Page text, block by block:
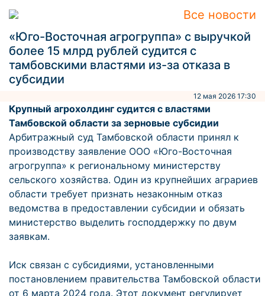
Все новости
«Юго-Восточная агрогруппа» с выручкой
более 15 млрд рублей судится с
тамбовскими властями из-за отказа в
субсидии
12 мая 2026 17:30
Крупный агрохолдинг судится с властями
Тамбовской области за зерновые субсидии
Арбитражный суд Тамбовской области принял к
производству заявление ООО «Юго-Восточная
агрогруппа» к региональному министерству
сельского хозяйства. Один из крупнейших аграриев
области требует признать незаконным отказ
ведомства в предоставлении субсидии и обязать
министерство выделить господдержку по двум
заявкам.
Иск связан с субсидиями, установленными
постановлением правительства Тамбовской области
от 6 марта 2024 года. Этот документ регулирует